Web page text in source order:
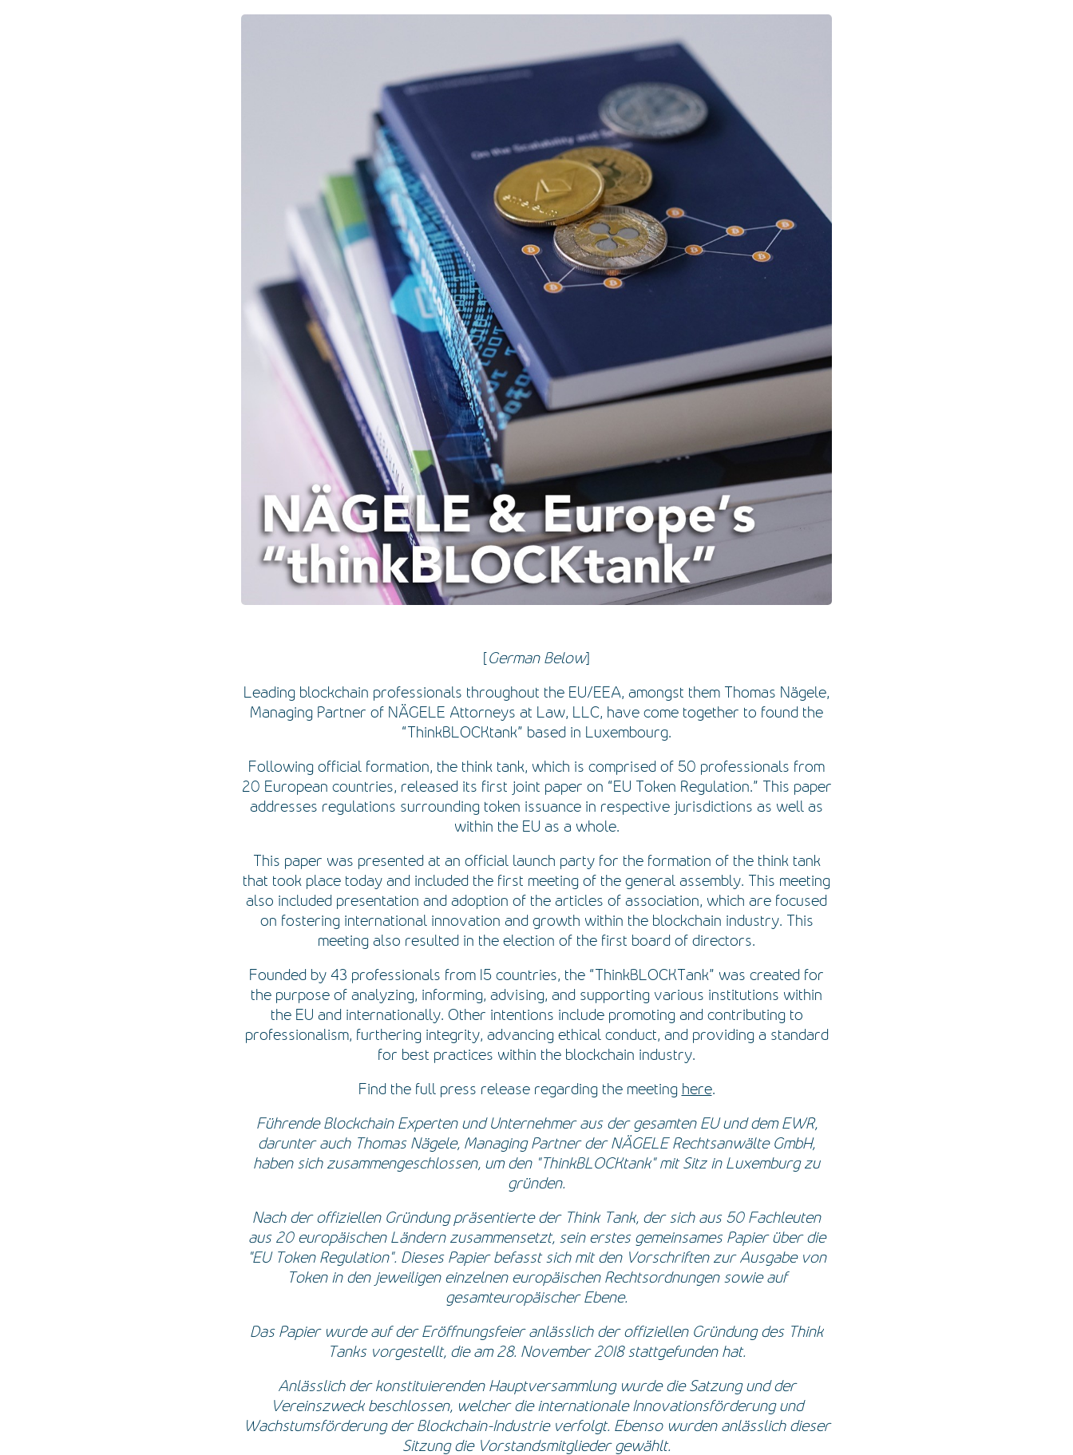
[German Below]
Leading blockchain professionals throughout the EU/EEA, amongst them Thomas Nägele,
Managing Partner of NÄGELE Attorneys at Law, LLC, have come together to found the
“ThinkBLOCKtank” based in Luxembourg.
Following official formation, the think tank, which is comprised of 50 professionals from
20 European countries, released its first joint paper on “EU Token Regulation.” This paper
addresses regulations surrounding token issuance in respective jurisdictions as well as
within the EU as a whole.
This paper was presented at an official launch party for the formation of the think tank
that took place today and included the first meeting of the general assembly. This meeting
also included presentation and adoption of the articles of association, which are focused
on fostering international innovation and growth within the blockchain industry. This
meeting also resulted in the election of the first board of directors.
Founded by 43 professionals from 15 countries, the “ThinkBLOCKTank” was created for
the purpose of analyzing, informing, advising, and supporting various institutions within
the EU and internationally. Other intentions include promoting and contributing to
professionalism, furthering integrity, advancing ethical conduct, and providing a standard
for best practices within the blockchain industry.
Find the full press release regarding the meeting here.
Führende Blockchain Experten und Unternehmer aus der gesamten EU und dem EWR,
darunter auch Thomas Nägele, Managing Partner der NÄGELE Rechtsanwälte GmbH,
haben sich zusammengeschlossen, um den "ThinkBLOCKtank" mit Sitz in Luxemburg zu
gründen.
Nach der offiziellen Gründung präsentierte der Think Tank, der sich aus 50 Fachleuten
aus 20 europäischen Ländern zusammensetzt, sein erstes gemeinsames Papier über die
"EU Token Regulation". Dieses Papier befasst sich mit den Vorschriften zur Ausgabe von
Token in den jeweiligen einzelnen europäischen Rechtsordnungen sowie auf
gesamteuropäischer Ebene.
Das Papier wurde auf der Eröffnungsfeier anlässlich der offiziellen Gründung des Think
Tanks vorgestellt, die am 28. November 2018 stattgefunden hat.
Anlässlich der konstituierenden Hauptversammlung wurde die Satzung und der
Vereinszweck beschlossen, welcher die internationale Innovationsförderung und
Wachstumsförderung der Blockchain-Industrie verfolgt. Ebenso wurden anlässlich dieser
Sitzung die Vorstandsmitglieder gewählt.